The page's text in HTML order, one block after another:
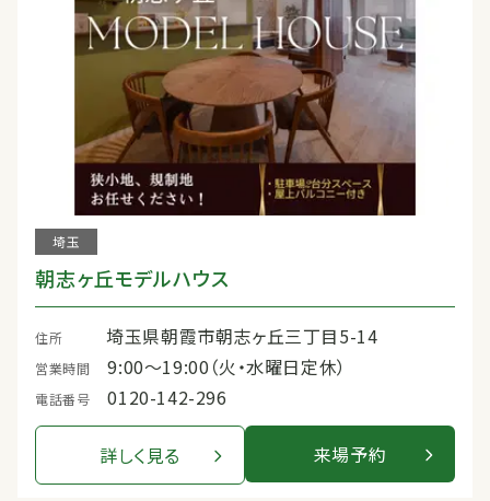
埼玉
朝志ヶ丘モデルハウス
住所 埼玉県朝霞市朝志ヶ丘三丁目5-14
営業時間 9:00〜19:00（火・水曜日定休）
電話番号 0120-142-296
詳しく見る 来場予約